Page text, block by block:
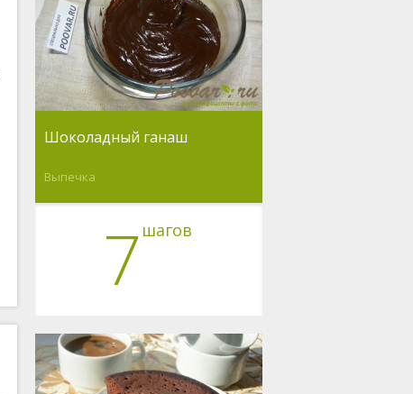
Шоколадный ганаш
Выпечка
7 шагов